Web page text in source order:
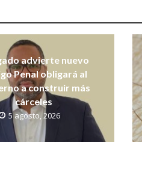
advierte nuevo
Penal obligará al
a construir más
cárceles
5 agosto, 2026